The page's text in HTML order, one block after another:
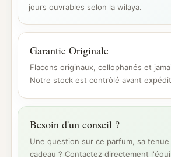
jours ouvrables selon la wilaya.
Garantie Originale
Flacons originaux, cellophanés et
Notre stock est contrôlé avant
Besoin d'un conseil ?
Une question sur ce parfum, sa
cadeau ? Contactez directement